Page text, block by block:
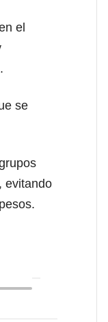
el
se
evitando